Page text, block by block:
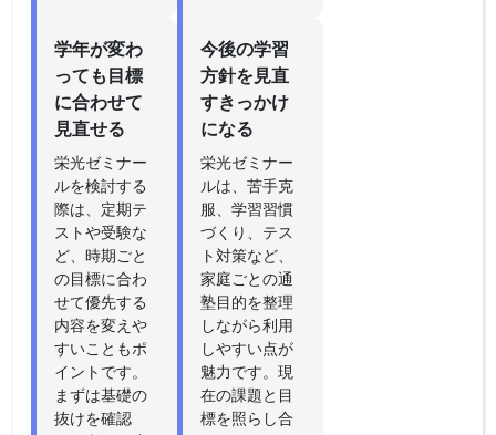
学年が変わ
っても目標
に合わせて
見直せる
栄光ゼミナー
ルを検討する
際は、定期テ
ストや受験な
ど、時期ごと
の目標に合わ
せて優先する
内容を変えや
すいこともポ
イントです。
まずは基礎の
抜けを確認
今後の学習
方針を見直
すきっかけ
になる
栄光ゼミナー
ルは、苦手克
服、学習習慣
づくり、テス
ト対策など、
家庭ごとの通
塾目的を整理
しながら利用
しやすい点が
魅力です。現
在の課題と目
標を照らし合